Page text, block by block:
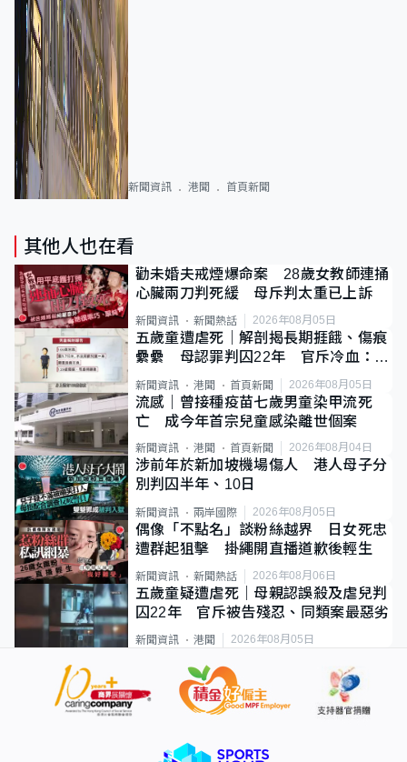
新聞資訊 港聞 首頁新聞
其他人也在看
勸未婚夫戒煙爆命案 28歲女教師連捅
心臟兩刀判死緩 母斥判太重已上訴
新聞資訊 新聞熱話 2026年08月05日
五歲童遭虐死｜解剖揭長期捱餓、傷痕
纍纍 母認罪判囚22年 官斥冷血：同
類案最惡劣
新聞資訊 港聞 首頁新聞 2026年08月05日
流感｜曾接種疫苗七歲男童染甲流死
亡 成今年首宗兒童感染離世個案
新聞資訊 港聞 首頁新聞 2026年08月04日
涉前年於新加坡機場傷人 港人母子分
別判囚半年、10日
新聞資訊 兩岸國際 2026年08月05日
偶像「不點名」談粉絲越界 日女死忠
遭群起狙擊 掛繩開直播道歉後輕生
新聞資訊 新聞熱話 2026年08月06日
五歲童疑遭虐死｜母親認誤殺及虐兒判
囚22年 官斥被告殘忍、同類案最惡劣
新聞資訊 港聞 2026年08月05日